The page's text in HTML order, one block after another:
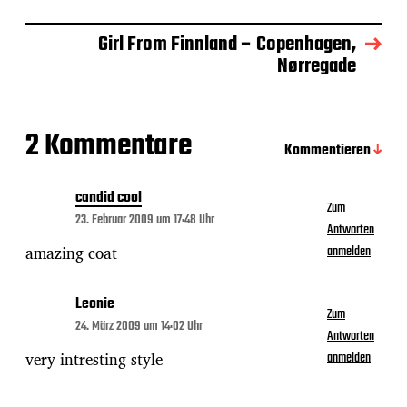
t
Girl From Finnland – Copenhagen,
Nørregade
2 Kommentare
Kommentieren
candid cool
23. Februar 2009 um 17:48 Uhr
amazing coat
Zum
Antworten
anmelden
Leonie
24. März 2009 um 14:02 Uhr
very intresting style
Zum
Antworten
anmelden